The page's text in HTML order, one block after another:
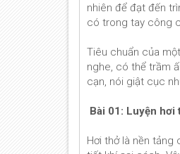
nhiên để đạt đến
có trong tay công
Tiêu chuẩn của
nghe, có thể trầm
cạn, nói giật cục
Bài 01: Luyện hơi
Hơi thở là nền tảng